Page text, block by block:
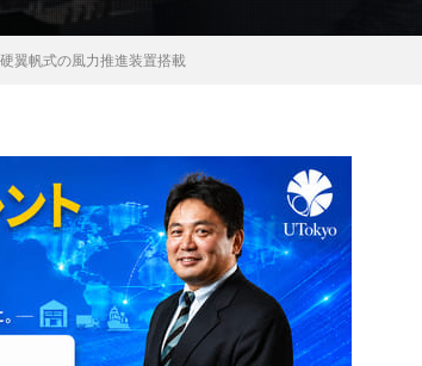
翼帆式の風力推進装置搭載